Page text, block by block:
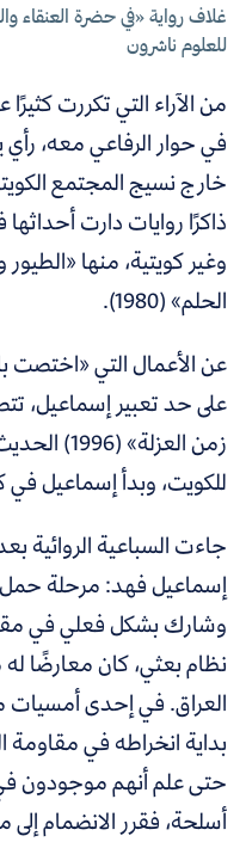
غلاف رواية «في حضرة العنقاء
للعلوم ناشرون
من الآراء التي تكررت
في حوار الرفاعي معه،رأي
خارج نسيج المجتمع
ذاكرًا روايات دارت
الحلم» (1980).
عن الأعمال التي «اختصت
على حد تعبير إسماعيل،
زمن العزلة»
للكويت، وبدأ إسماعيل في
جاءت السباعية الروائية
إسماعيل فهد: مرحلة حمل
وشارك بشكل فعلي في
نظام بعثي، كان معارضًا
العراق. في إحدى
بداية انخراطه في مقاومة
حتى علم أنهم موجودون
أسلحة، فقرر الانضمام